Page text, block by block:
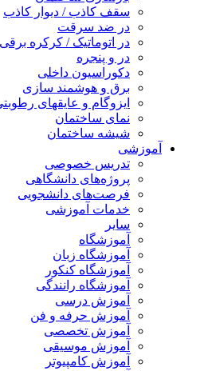
سقف کاذب / دیوار کاذب
در ضد سرقت
در اتوماتیک / کرکره برقی
در و پنجره
دکوراسیون داخلی
برق و هوشمند سازی
ایزوگام و عایقهای
نمای ساختمان
شیشه ساختمان
آموزشی
تدریس خصوصی
پروژه‌های دانشگاهی
فرصت‌های دانشجویی
خدمات آموزشی
سایر
آموزشگاه
آموزشگاه زبان
آموزشگاه کنکور
آموزشگاه رانندگی
آموزش درسی
آموزش حرفه و فن
آموزش تخصصی
آموزش موسیقی
آموزش کامپیوتر